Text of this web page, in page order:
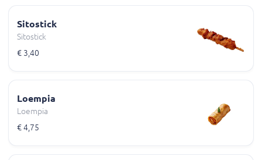
Sitostick
Sitostick
€ 3,40
Loempia
Loempia
€ 4,75